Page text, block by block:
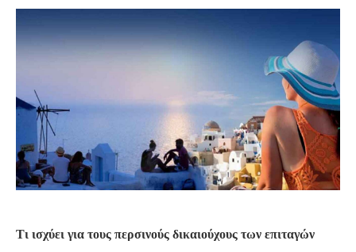
Τι ισχύει για τους περσινούς δικαιούχους των επιταγών